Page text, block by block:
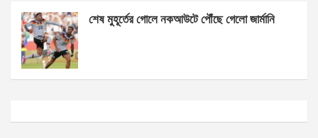
শেষ মুহূর্তের গোলে নকআউটে পৌঁছে গেলো জার্মানি